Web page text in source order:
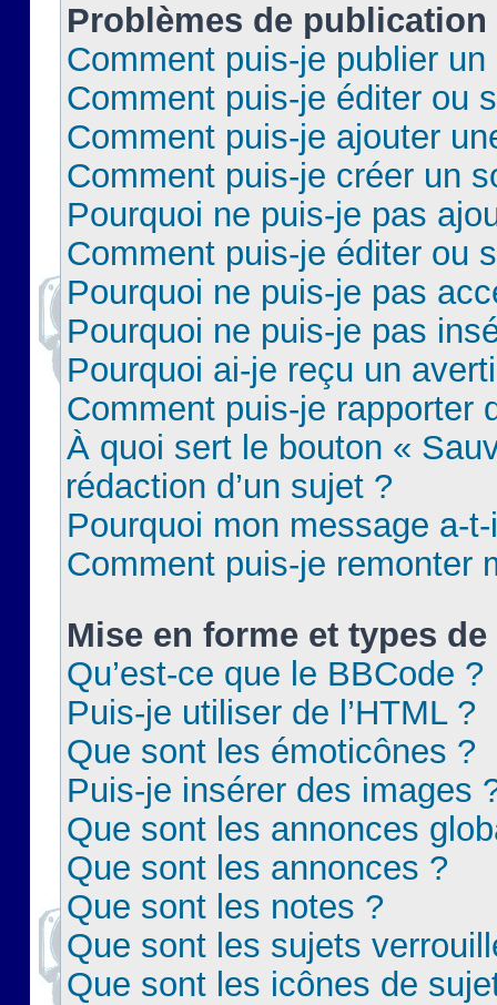
Problèmes de publication
Comment puis-je publier
Comment puis-je éditer ou
Comment puis-je ajouter
Comment puis-je créer un
Pourquoi ne puis-je pas
Comment puis-je éditer ou
Pourquoi ne puis-je pas
Pourquoi ne puis-je pas
Pourquoi ai-je reçu un
Comment puis-je rapporter
À quoi sert le bouton «
rédaction d’un sujet ?
Pourquoi mon message a-
Comment puis-je remonter
Mise en forme et types
Qu’est-ce que le BBCode ?
Puis-je utiliser de l’HTML ?
Que sont les émoticônes ?
Puis-je insérer des images
Que sont les annonces
Que sont les annonces ?
Que sont les notes ?
Que sont les sujets
Que sont les icônes de